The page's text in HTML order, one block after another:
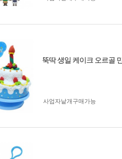
뚝딱 생일 케이크 오르골
사업자 낱개구매가능